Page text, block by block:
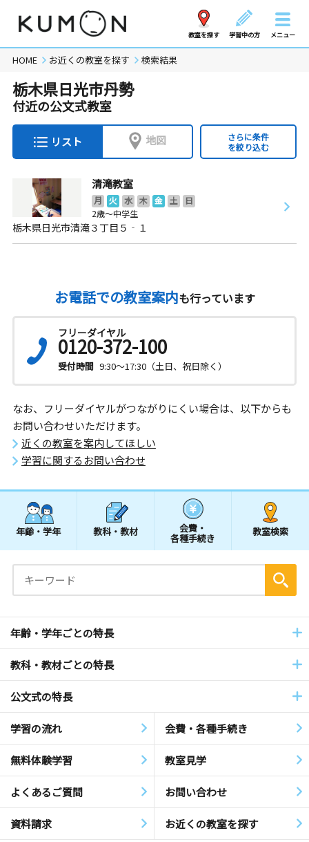
教室を探す 学習中の方 メニュー
HOME お近くの教室を探す 検索結果
栃木県日光市丹勢
付近の公文式教室
リスト 地図
さらに条件
を絞り込む
清滝教室
月 火 水 木 金 土
日
2歳～中学生
栃木県日光市清滝３丁目５‐１
お電話での教室案内も行っています
フリーダイヤル
0120-372-100
受付時間 9:30～17:30（土日、祝日除く）
なお、フリーダイヤルがつながりにくい場合は、以下からも
お問い合わせいただけます。
近くの教室を案内してほしい
学習に関するお問い合わせ
年齢・学年 教科・教材 会費・
各種手続き
教室検索
年齢・学年ごとの特長
教科・教材ごとの特長
公文式の特長
学習の流れ 会費・各種手続き
無料体験学習 教室見学
よくあるご質問 お問い合わせ
資料請求 お近くの教室を探す